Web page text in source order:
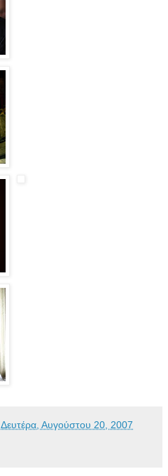
Δευτέρα, Αυγούστου 20, 2007